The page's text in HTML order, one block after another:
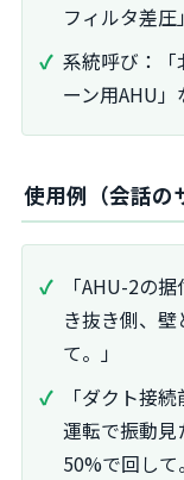
フィルタ差圧
系統呼び：「
ーン用AHU
使用例（会話の
「AHU-2の
き抜き側、
て。」
「ダクト接
運転で振動見
50%で回して